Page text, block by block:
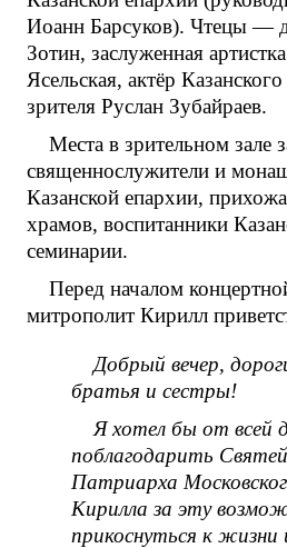
Иоанн Барсуков). Чтецы —
Зотин, заслуженная
Ясельская, актёр
зрителя Руслан Зубайраев.
Места в зрительном зале
священнослужители и
Казанской епархии,
храмов, воспитанники
семинарии.
Перед началом
митрополит Кирилл
Добрый вечер,
братья и сестры!
Я хотел бы от всей
поблагодарить
Патриарха
Кирилла за эту
прикоснуться к жизни